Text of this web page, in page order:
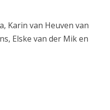
Karin van Heuven van
Elske van der Mik en